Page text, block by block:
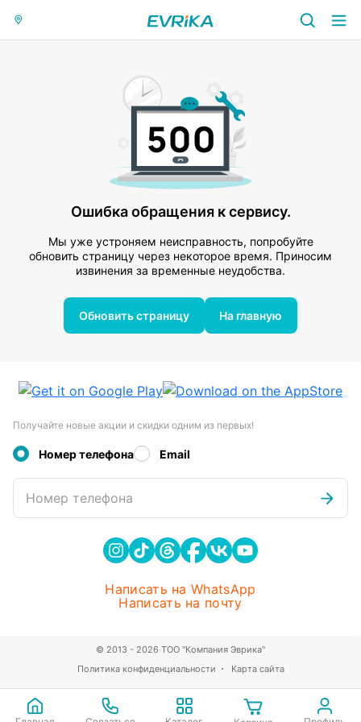
Ошибка обращения к сервису.
Мы уже устроняем неисправность, попробуйте
обновить страницу через некоторое время. Приносим
извинения за временные неудобства.
Обновить страницу На главную
Получайте новые акции и скидки одним из первых!
Номер телефона Email
Номер телефона
Написать на WhatsApp
Написать на почту
Политика конфиденциальности Карта сайта
© 2013 - 2026 ТОО "Компания Эврика"